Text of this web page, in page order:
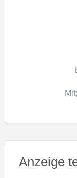
Anzeige